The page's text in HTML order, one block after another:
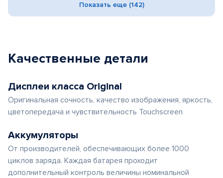
Показать еще (142)
Качественные детали
Дисплеи класса Original
Оригинальная сочность, качество изображения, яркость,
цветопередача и чувствительность Touchscreen
Аккумуляторы
От производителей, обеспечивающих более 1000
циклов заряда. Каждая батарея проходит
дополнительный контроль величины номинальной